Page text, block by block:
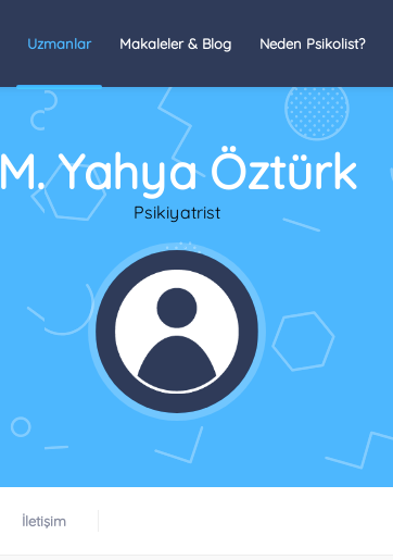
Uzmanlar Makaleler & Blog Neden Psikolist?
M. Yahya Öztürk
Psikiyatrist
İletişim